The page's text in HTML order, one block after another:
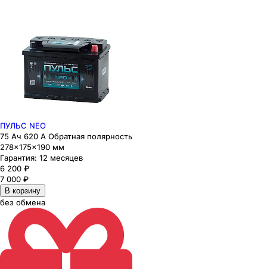
ПУЛЬС NEO
75 Ач 620 А Обратная полярность
278×175×190 мм
Гарантия: 12 месяцев
6 200 ₽
7 000 ₽
В корзину
без обмена